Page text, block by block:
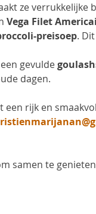
ze verrukkelijke
Vega Filet
preisoep.
gevulde
dagen.
een rijk en
samen te